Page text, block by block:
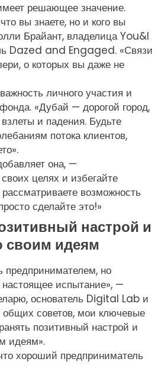
решающее значение.
вы знаете, но и кого вы
Брайант, владелица You&I
Dazed and Engaged. «Связи
о которых вы даже не
личного участия и
«Дубай — дорогой город,
и падения. Будьте
потока клиентов,
она, —
целях и избегайте
возможность
сделайте это!»
настрой и
своим идеям
предпринимателем, но
испытание», —
основатель Digital Lab и
советов, мои ключевые
позитивный настрой и
идеям».
хороший предприниматель